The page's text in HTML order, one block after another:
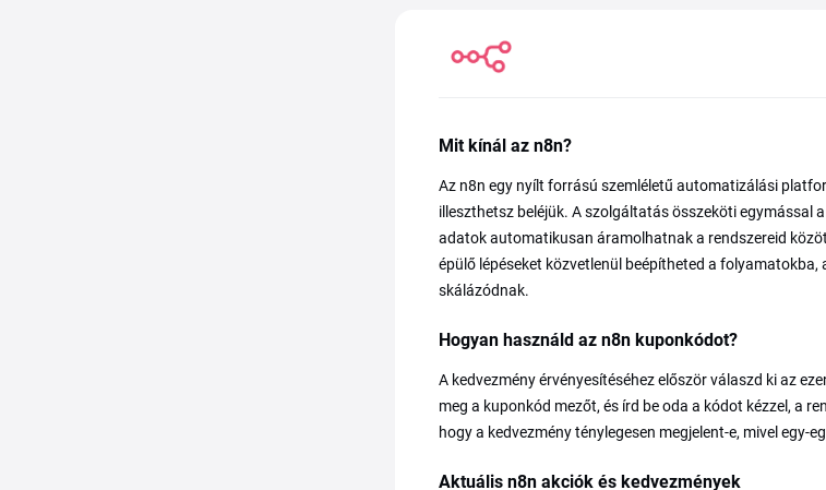
Mit kínál az n8n?
Az n8n egy nyílt forrású szemléletű automatizálási
illeszthetsz beléjük. A szolgáltatás összeköti egymással
adatok automatikusan áramolhatnak a rendszereid
épülő lépéseket közvetlenül beépítheted a
skálázódnak.
Hogyan használd az n8n kuponkódot?
A kedvezmény érvényesítéséhez először válaszd ki az
meg a kuponkód mezőt, és írd be oda a kódot kézzel, a
hogy a kedvezmény ténylegesen megjelent-e, mivel
Aktuális n8n akciók és kedvezmények